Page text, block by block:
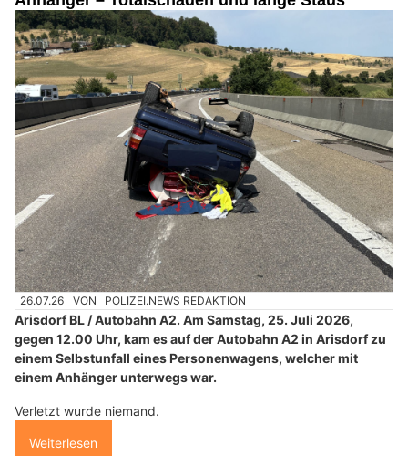
26.07.26 VON POLIZEI.NEWS REDAKTION
Arisdorf BL / Autobahn A2. Am Samstag, 25. Juli 2026,
gegen 12.00 Uhr, kam es auf der Autobahn A2 in Arisdorf zu
einem Selbstunfall eines Personenwagens, welcher mit
einem Anhänger unterwegs war.
Verletzt wurde niemand.
Weiterlesen